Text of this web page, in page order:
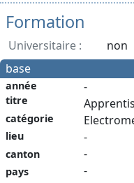
Formation
Universitaire :
non
base
année
titre
catégorie
lieu
canton
pays
-
-
-
-